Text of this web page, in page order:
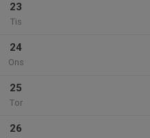
23
Tis
24
Ons
25
Tor
26